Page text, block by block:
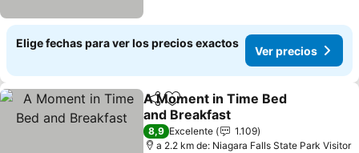
Elige fechas para ver los precios exactos
Ver precios
CompartirAgregar a favoritos
A Moment in Time Bed
and Breakfast
Ver precios
8,9 Excelente
1.109
a 2.2 km de: Niagara Falls State Park Visitor